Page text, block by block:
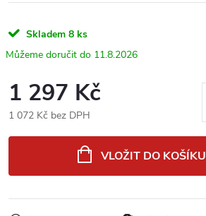
Skladem 8 ks
11.8.2026
1 297 Kč
1 072 Kč bez DPH
VLOŽIT DO KOŠÍKU